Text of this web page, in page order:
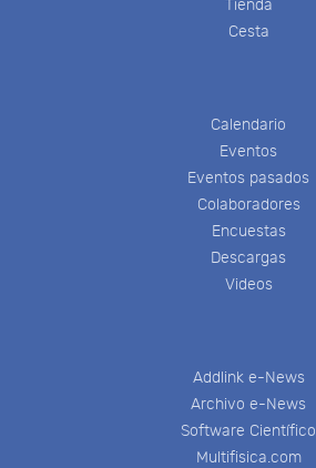
Tienda
Cesta
Calendario
Eventos
Eventos pasados
Colaboradores
Encuestas
Descargas
Videos
Addlink e-News
Archivo e-News
Software Científico
Multifisica.com